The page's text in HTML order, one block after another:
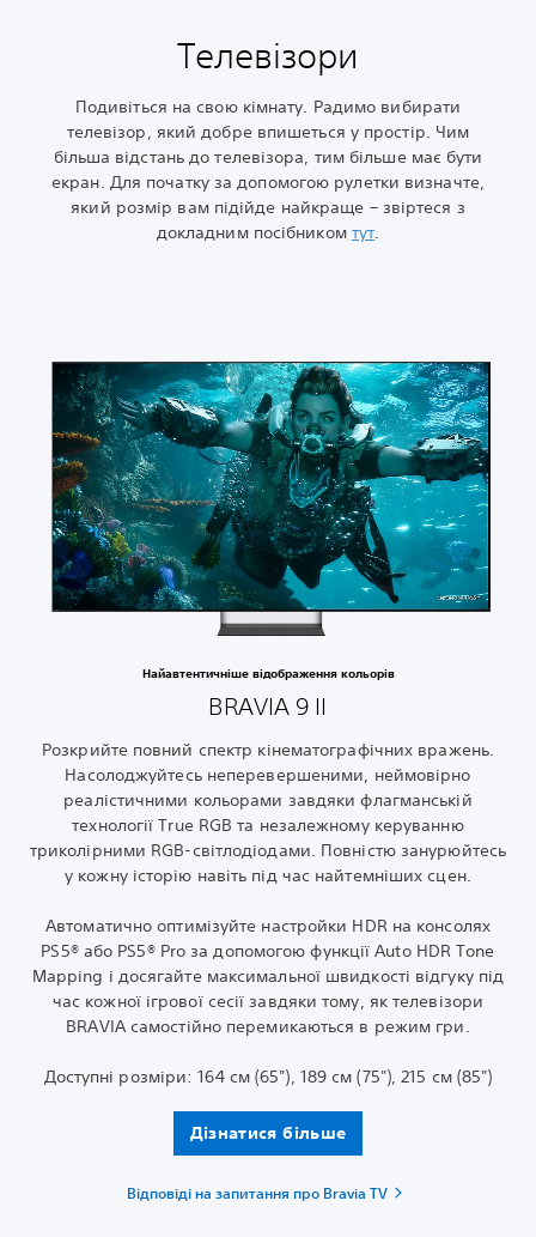
Телевізори
Подивіться на свою кімнату. Радимо вибирати
телевізор, який добре впишеться у простір. Чим
більша відстань до телевізора, тим більше має бути
екран. Для початку за допомогою рулетки визначте,
який розмір вам підійде найкраще – звіртеся з
докладним посібником тут‎.
Найавтентичніше відображення кольорів
BRAVIA 9 II
Розкрийте повний спектр кінематографічних вражень.
Насолоджуйтесь неперевершеними, неймовірно
реалістичними кольорами завдяки флагманській
технології True RGB та незалежному керуванню
триколірними RGB-світлодіодами. Повністю занурюйтесь
у кожну історію навіть під час найтемніших сцен.
Автоматично оптимізуйте настройки HDR на консолях
PS5® або PS5® Pro за допомогою функції Auto HDR Tone
Mapping і досягайте максимальної швидкості відгуку під
час кожної ігрової сесії завдяки тому, як телевізори
BRAVIA самостійно перемикаються в режим гри.
Доступні розміри: 164 см (65"), 189 см (75"), 215 см (85")
Дізнатися більше
Відповіді на запитання про Bravia TV